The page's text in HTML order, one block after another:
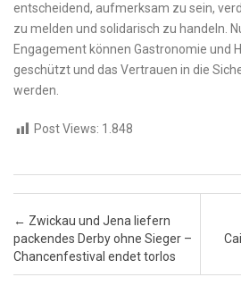
entscheidend, aufmerksam zu sein,
zu melden und solidarisch zu handeln.
Engagement können Gastronomie und
geschützt und das Vertrauen in die
werden.
Post Views: 1.848
Post navigation
← Zwickau und Jena liefern
packendes Derby ohne Sieger –
Chancenfestival endet torlos